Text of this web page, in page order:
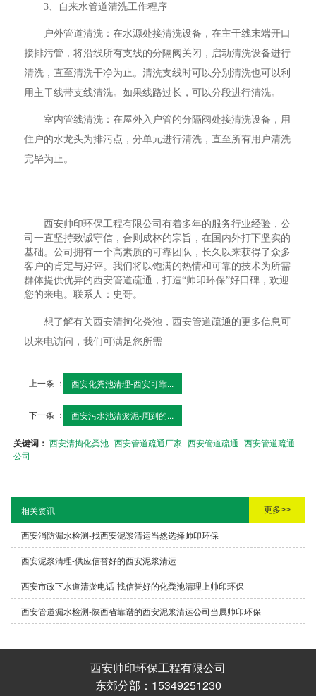
3、自来水管道清洗工作程序
户外管道清洗：在水源处接清洗设备，在主干线末端开口
接排污管，将沿线所有支线的分隔阀关闭，启动清洗设备进行
清洗，直至清洗干净为止。清洗支线时可以分别清洗也可以利
用主干线带支线清洗。如果线路过长，可以分段进行清洗。
室内管线清洗：在屋外入户管的分隔阀处接清洗设备，用
住户的水龙头为排污点，分单元进行清洗，直至所有用户清洗
完毕为止。
西安帅印环保工程有限公司有着多年的服务行业经验，公
司一直坚持致诚守信，合则成林的宗旨，在国内外打下坚实的
基础。公司拥有一个高素质的可靠团队，长久以来获得了众多
客户的肯定与好评。我们将以饱满的热情和可靠的技术为所需
群体提供优异的西安管道疏通，打造“帅印环保”好口碑，欢迎
您的来电。联系人：史哥。
想了解有关西安清掏化粪池，西安管道疏通的更多信息可
以来电访问，我们可满足您所需
上一条 ： 西安化粪池清理-西安可靠...
下一条 ： 西安污水池清淤泥-周到的...
关键词：西安清掏化粪池 西安管道疏通厂家 西安管道疏通 西安管道疏通
公司
相关资讯 更多>>
西安消防漏水检测-找西安泥浆清运当然选择帅印环保
西安泥浆清理-供应信誉好的西安泥浆清运
西安市政下水道清淤电话-找信誉好的化粪池清理上帅印环保
西安管道漏水检测-陕西省靠谱的西安泥浆清运公司当属帅印环保
西安帅印环保工程有限公司
东郊分部：15349251230